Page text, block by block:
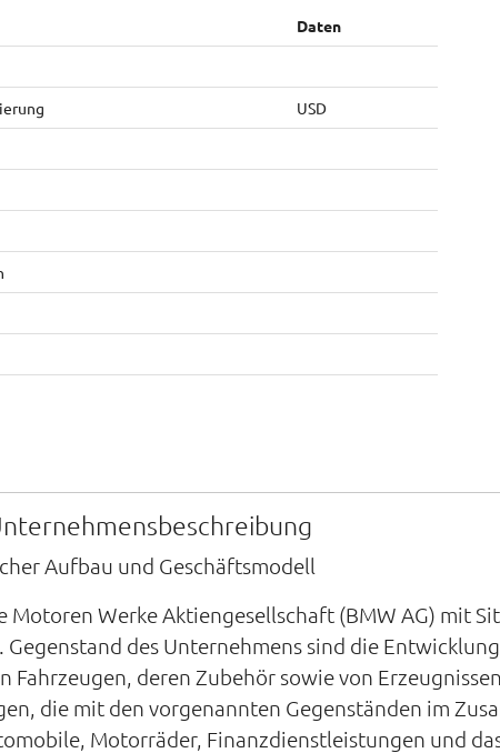
Daten
USD
Aufbau und Geschäftsmodell
Motoren Werke Aktiengesellschaft (BMW AG) mit
Gegenstand des Unternehmens sind die
Fahrzeugen, deren Zubehör sowie von
die mit den vorgenannten Gegenständen im
Motorräder, Finanzdienstleistungen und